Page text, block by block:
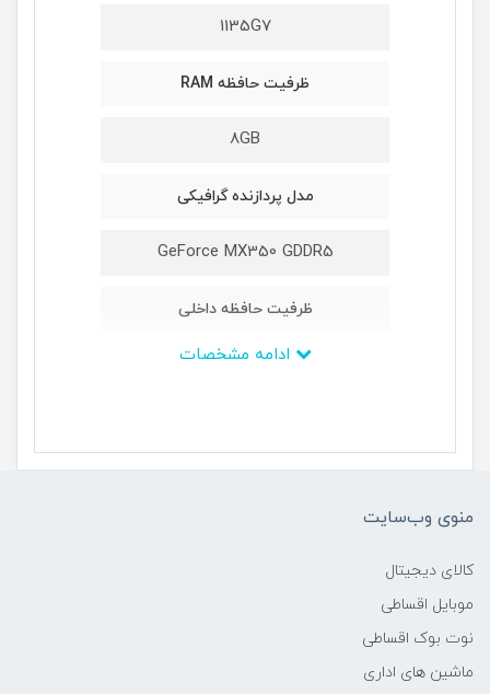
1135G7
ظرفیت حافظه RAM
8GB
مدل پردازنده گرافیکی
GeForce MX350 GDDR5
ظرفیت حافظه داخلی
512GB M2 NVMe PCIe SSD
-
منوی وب‌سایت
کالای دیجیتال
موبایل اقساطی
نوت بوک اقساطی
ماشین های اداری